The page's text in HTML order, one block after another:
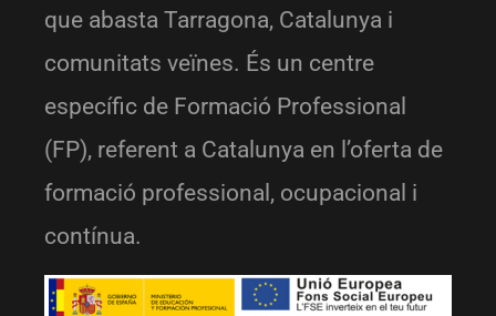
que abasta Tarragona, Catalunya i
comunitats veïnes. És un centre
específic de Formació Professional
(FP), referent a Catalunya en l’oferta de
formació professional, ocupacional i
contínua.